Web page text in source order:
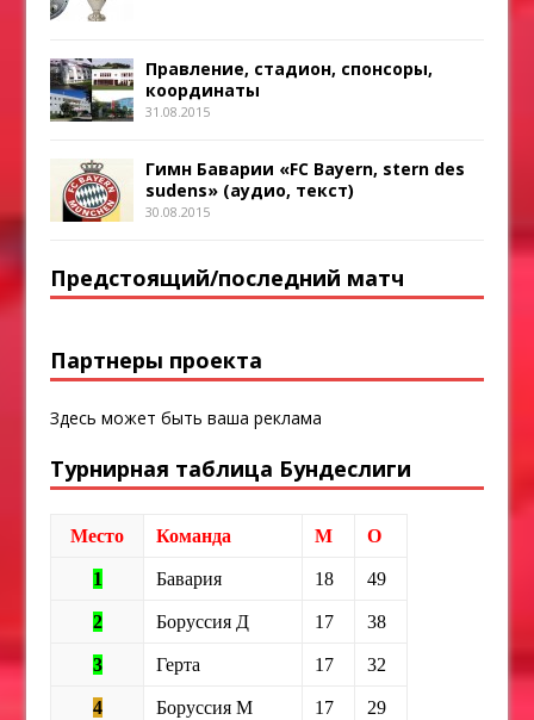
Правление, стадион, спонсоры,
координаты
31.08.2015
Гимн Баварии «FC Bayern, stern des
sudens» (аудио, текст)
30.08.2015
Предстоящий/последний матч
Партнеры проекта
Здесь может быть ваша реклама
Турнирная таблица Бундеслиги
Место Команда М О
1 Бавария 18 49
2 Боруссия Д 17 38
3 Герта 17 32
4 Боруссия М 17 29